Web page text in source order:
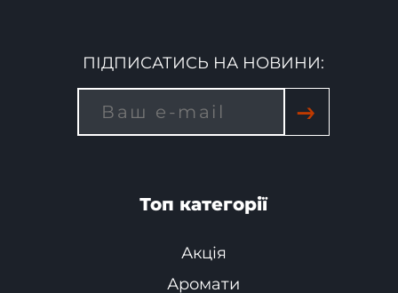
ПІДПИСАТИСЬ НА НОВИНИ:
→
Топ категорії
Акція
Аромати